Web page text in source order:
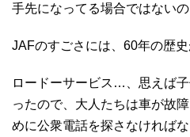
手先になってる場合ではないの
JAFのすごさには、60年の歴史
ロードーサービス…、思えば
ったので、大人たちは車が故
めに公衆電話を探さなければ